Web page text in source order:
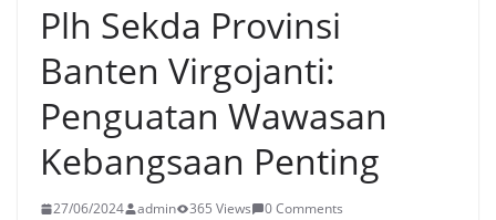
Plh Sekda Provinsi
Banten Virgojanti:
Penguatan Wawasan
Kebangsaan Penting
27/06/2024 admin 365 Views 0 Comments